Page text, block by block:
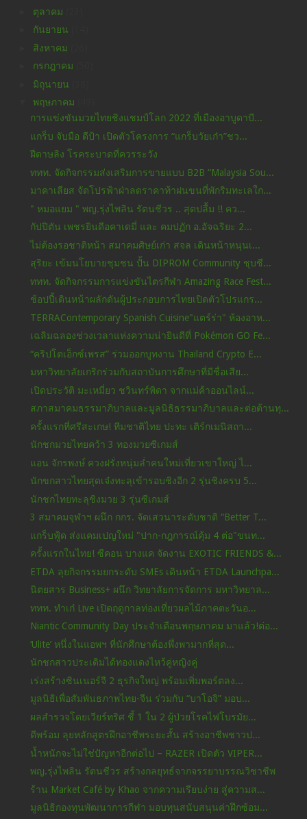
ตุลาคม
กันยายน
สิงหาคม
กรกฎาคม
มิถุนายน
พฤษภาคม
การแข่งขันมวยไทยชิงแชมป์โลก 2022 ที่เมืองอาบูดาบี...
แกร็บ จับมือ ดีป้า เปิดตัวโครงการ “แกร็บวัยเก๋า”ชว...
ฝีดาษลิง โรคระบาดที่ควรระวัง
ททท. จัดกิจกรรมส่งเสริมการขายแบบ B2B “Malaysia Sou...
มาคาเลียส จัดโปรฟ้าฝ่าลดราคาท้าฝนขนที่พักริมทะเลใก...
" หมอแยม " พญ.รุ่งไพลิน รัตนชีวร .. สุดปลื้ม !! คว...
กัปปิตัน เพชรยินดีอคาเดมี่ และ คมปฏัก อ.อัจฉริยะ 2...
ไม่ต้องรอชาติหน้า สมาคมศิษย์เก่า สจล เดินหน้าหนุนเ...
สุริยะ เข้มนโยบายชุมชน ปั้น DIPROM Community ชุบชี...
ททท. จัดกิจกรรมการแข่งขันไตรกีฬา Amazing Race Fest...
ช้อปปี้เดินหน้าผลักดันผู้ประกอบการไทยเปิดตัวโปรแกร...
TERRAContemporary Spanish Cuisine"แตร์ร่า" ห้องอาห...
เฉลิมฉลองช่วงเวลาแห่งความน่ายินดีที่ Pokémon GO Fe...
“คริปโตเอ็กซ์เพรส” ร่วมออกบูทงาน Thailand Crypto E...
มหาวิทยาลัยเกริกร่วมกับสถาบันการศึกษาที่มีชื่อเสีย...
เปิดประวัติ มะเหมี่ยว ชวินทร์พิดา จากแม่ค้าออนไลน์...
สภาสมาคมธรรมาภิบาลและมูลนิธิธรรมาภิบาลและต่อต้านทุ...
ครั้งแรกที่ศรีสะเกษ! ทีมชาติไทย ปะทะ เติร์กเมนิสถา...
นักชกมวยไทยคว้า 3 ทองมวยซีเกมส์
แอน จักรพงษ์ ควงฝรั่งหนุ่มล่ำคนใหม่เที่ยวเขาใหญ่ ไ...
นักขกสาวไทยสุดเจ๋งทะลุเข้ารอบชิงอีก 2 รุ่นชิงครบ 5...
นักชกไทยทะลุชิงมวย 3 รุ่นซีเกมส์
3 สมาคมจุฬาฯ ผนึก กกร. จัดเสวนาระดับชาติ “Better T...
แกร็บฟู้ด ส่งแคมเปญใหม่ "ปาก-กฎการณ์คุ้ม 4 ต่อ"ขนท...
ครั้งแรกในไทย! ซีคอน บางแค จัดงาน EXOTIC FRIENDS &...
ETDA ลุยกิจกรรมยกระดับ SMEs เดินหน้า ETDA Launchpa...
นิตยสาร Business+ ผนึก วิทยาลัยการจัดการ มหาวิทยาล...
ททท. ทำเก๋ Live เปิดฤดูกาลท่องเที่ยวผลไม้ภาคตะวันอ...
Niantic Community Day ประจำเดือนพฤษภาคม มาแล้ว!ต่อ...
‘Ulite’ หนึ่งในแอพฯ ที่นักศึกษาต้องพึ่งพามากที่สุด...
นักชกสาวประเดิมได้ทองแดงไหว้คู่หญิงคู่
เร่งสร้างซินเนอร์จี 2 ธุรกิจใหญ่ พร้อมเพิ่มพอร์ตลง...
มูลนิธิเพื่อสัมพันธภาพไทย-จีน ร่วมกับ “บาโอจิ” มอบ...
ผลสำรวจโดยเวียร์ทริศ ชี้ 1 ใน 2 ผู้ป่วยโรคไฟโบรมัย...
ดีพร้อม ลุยหลักสูตรฝึกอาชีพระยะสั้น สร้างอาชีพชาวป...
น้ำหนักจะไม่ใช่ปัญหาอีกต่อไป – RAZER เปิดตัว VIPER...
พญ.รุ่งไพลิน รัตนชีวร สร้างกลยุทธ์จากจรรยาบรรณวิชาชีพ
ร้าน Market Café by Khao จากความเรียบง่าย สู่ความส...
มูลนิธิกองทุนพัฒนาการกีฬา มอบทุนสนับสนุนค่าฝึกซ้อม...